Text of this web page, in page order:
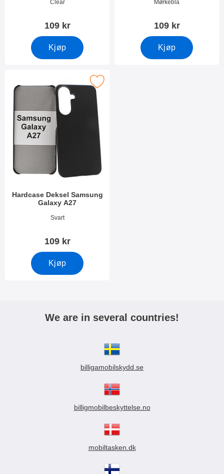
Clear
109 kr
Kjøp
Mørkeblå
109 kr
Kjøp
Hardcase Deksel Samsung
Galaxy A27
Varenummer 55437
Svart
109 kr
Kjøp
hardcase Deksel Samsung Galaxy A27 som favoritt
We are in several countries!
billigamobilskydd.se
billigmobilbeskyttelse.no
mobiltasken.dk